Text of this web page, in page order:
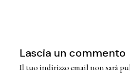
Lascia un commento
Il tuo indirizzo email non sarà